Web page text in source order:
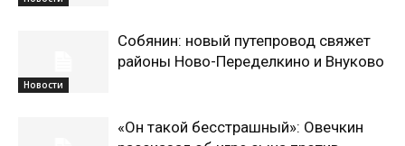
Новости
Собянин: новый путепровод свяжет
районы Ново-Переделкино и Внуково
«Он такой бесстрашный»: Овечкин